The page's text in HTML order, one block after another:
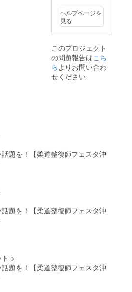
ヘルプページを
見る
このプロジェクト
の問題報告はこち
らよりお問い合わ
せください
題を！【柔道整復師フェスタ沖
題を！【柔道整復師フェスタ沖
>
題を！【柔道整復師フェスタ沖